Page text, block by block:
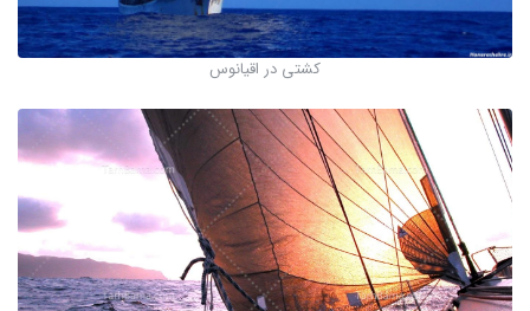
کشتی در اقیانوس